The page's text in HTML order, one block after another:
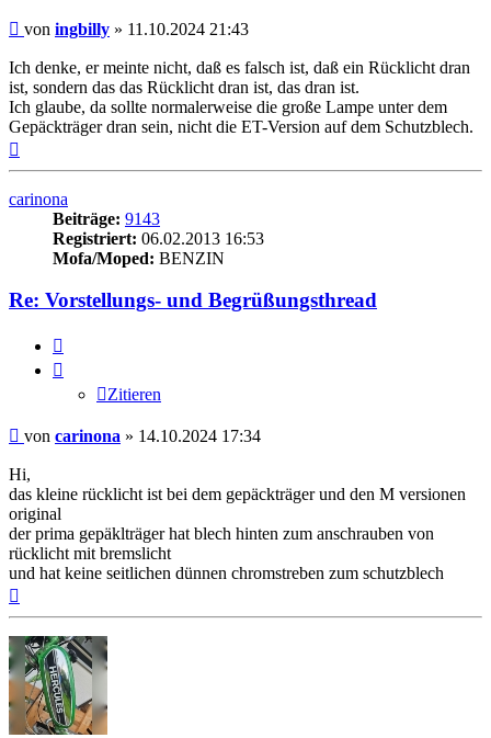
Beitrag
von ingbilly » 11.10.2024 21:43
Ich denke, er meinte nicht, daß es falsch ist, daß ein Rücklicht dran
ist, sondern das das Rücklicht dran ist, das dran ist.
Ich glaube, da sollte normalerweise die große Lampe unter dem
Gepäckträger dran sein, nicht die ET-Version auf dem Schutzblech.
carinona
Beiträge: 9143
Registriert: 06.02.2013 16:53
Mofa/Moped: BENZIN
Re: Vorstellungs- und Begrüßungsthread
Zitieren
Beitrag
von carinona » 14.10.2024 17:34
Hi,
das kleine rücklicht ist bei dem gepäckträger und den M versionen
original
der prima gepäklträger hat blech hinten zum anschrauben von
rücklicht mit bremslicht
und hat keine seitlichen dünnen chromstreben zum schutzblech